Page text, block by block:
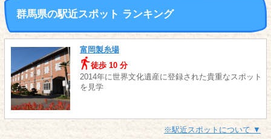
群馬県の駅近スポット ランキング
富岡製糸場
徒歩 10 分
2014年に世界文化遺産に登録された貴重なスポット
を見学
※駅近スポットについて ▼